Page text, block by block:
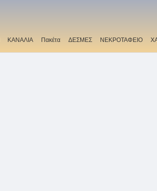
ΚΑΝΑΛΙΑ Πακέτα ΔΕΣΜΕΣ ΝΕΚΡΟΤΑΦΕΙΟ